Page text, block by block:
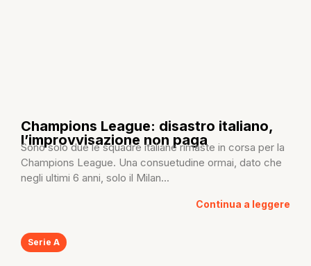
Champions League: disastro italiano,
l’improvvisazione non paga
Sono solo due le squadre italiane rimaste in corsa per la
Champions League. Una consuetudine ormai, dato che
negli ultimi 6 anni, solo il Milan...
Continua a leggere
Serie A